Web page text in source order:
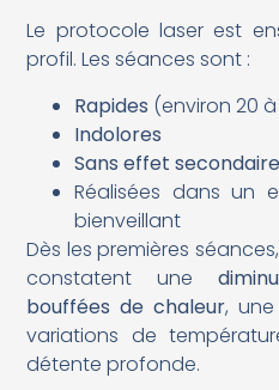
Le protocole laser est
profil. Les séances sont :
Rapides (environ 20
Indolores
Sans effet secondaire
Réalisées dans un
bienveillant
Dès les premières
constatent une
bouffées de chaleur,
variations de
détente profonde.